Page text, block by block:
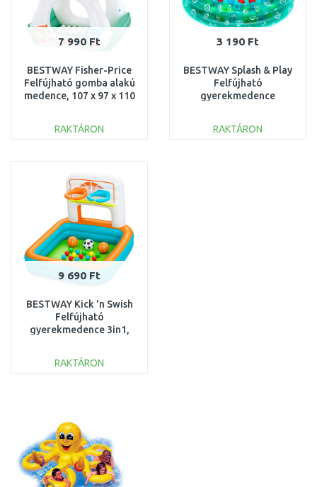
7 990 Ft
BESTWAY Fisher-Price
Felfújható gomba alakú
medence, 107 x 97 x 110
RAKTÁRON
3 190 Ft
BESTWAY Splash & Play
Felfújható
gyerekmedence
51141
RAKTÁRON
9 690 Ft
BESTWAY Kick 'n Swish
Felfújható
gyerekmedence 3in1,
RAKTÁRON